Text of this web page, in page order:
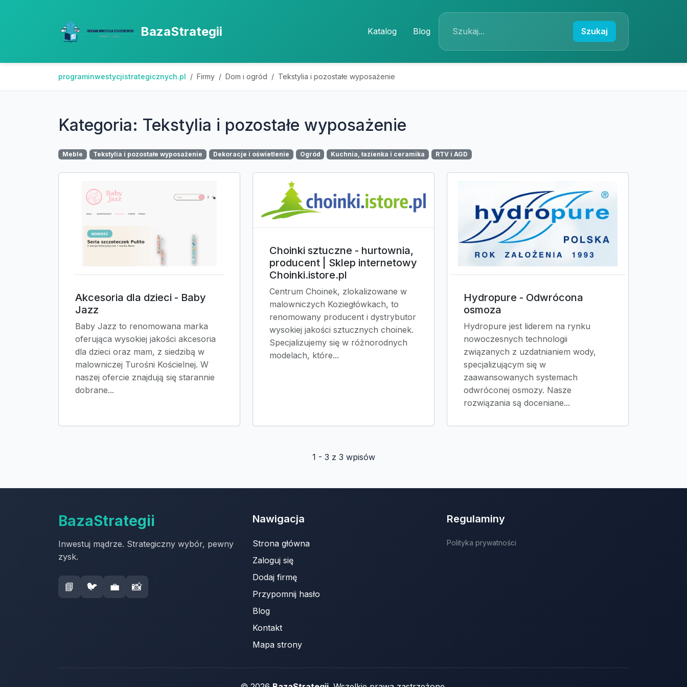
BazaStrategii Katalog Blog Szukaj
programinwestycjistrategicznych.pl Firmy Dom i ogród Tekstylia i pozostałe wyposażenie
Kategoria: Tekstylia i pozostałe wyposażenie
Meble Tekstylia i pozostałe wyposażenie Dekoracje i oświetlenie Ogród Kuchnia, łazienka i ceramika RTV i AGD
Akcesoria dla dzieci - Baby
Jazz
Baby Jazz to renomowana marka
oferująca wysokiej jakości akcesoria
dla dzieci oraz mam, z siedzibą w
malowniczej Turośni Kościelnej. W
naszej ofercie znajdują się starannie
dobrane...
Choinki sztuczne - hurtownia,
producent | Sklep internetowy
Choinki.istore.pl
Centrum Choinek, zlokalizowane w
malowniczych Koziegłówkach, to
renomowany producent i dystrybutor
wysokiej jakości sztucznych choinek.
Specjalizujemy się w różnorodnych
modelach, które...
Hydropure - Odwrócona
osmoza
Hydropure jest liderem na rynku
nowoczesnych technologii
związanych z uzdatnianiem wody,
specjalizującym się w
zaawansowanych systemach
odwróconej osmozy. Nasze
rozwiązania są doceniane...
1 - 3 z 3 wpisów
BazaStrategii
Inwestuj mądrze. Strategiczny wybór, pewny
zysk.
📘 🐦 💼 📸
Nawigacja
Strona główna
Zaloguj się
Dodaj firmę
Przypomnij hasło
Blog
Kontakt
Mapa strony
Regulaminy
Polityka prywatności